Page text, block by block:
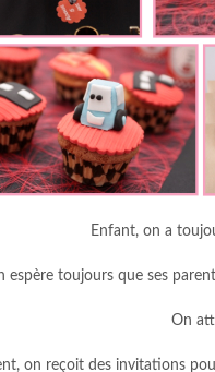
Enfant, on a
espère toujours que ses
On
on reçoit des invitations